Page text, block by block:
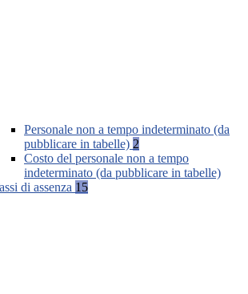
Personale non a tempo indeterminato (da
pubblicare in tabelle) 2
Costo del personale non a tempo
indeterminato (da pubblicare in tabelle)
di assenza 15